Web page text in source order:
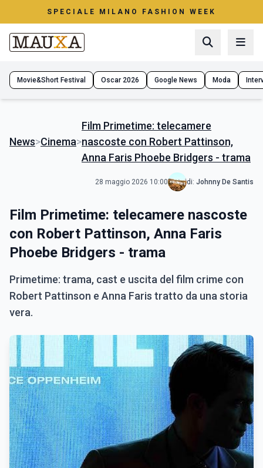
SPECIALE MILANO FASHION WEEK
Movie&Short Festival Oscar 2026 Google News Moda
News>Cinema>
Film Primetime: telecamere
nascoste con Robert Pattinson,
Anna Faris Phoebe Bridgers - trama
28 maggio 2026 10:00 di: Johnny De Santis
Film Primetime: telecamere nascoste
con Robert Pattinson, Anna Faris
Phoebe Bridgers - trama
Primetime: trama, cast e uscita del film crime con
Robert Pattinson e Anna Faris tratto da una storia
vera.